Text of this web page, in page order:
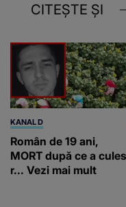
CITEȘTE ȘI
KANAL D
Român de 19 ani,
MORT după ce a cules
r... Vezi mai mult